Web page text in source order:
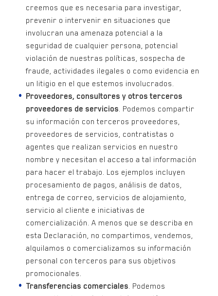
creemos que es necesaria para investigar,
prevenir o intervenir en situaciones que
involucran una amenaza potencial a la
seguridad de cualquier persona, potencial
violación de nuestras políticas, sospecha de
fraude, actividades ilegales o como evidencia en
un litigio en el que estemos involucrados.
Proveedores, consultores y otros terceros
proveedores de servicios. Podemos compartir
su información con terceros proveedores,
proveedores de servicios, contratistas o
agentes que realizan servicios en nuestro
nombre y necesitan el acceso a tal información
para hacer el trabajo. Los ejemplos incluyen
procesamiento de pagos, análisis de datos,
entrega de correo, servicios de alojamiento,
servicio al cliente e iniciativas de
comercialización. A menos que se describa en
esta Declaración, no compartimos, vendemos,
alquilamos o comercializamos su información
personal con terceros para sus objetivos
promocionales.
Transferencias comerciales. Podemos